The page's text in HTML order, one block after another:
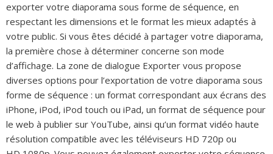
exporter votre diaporama sous forme de séquence, en
respectant les dimensions et le format les mieux adaptés à
votre public. Si vous êtes décidé à partager votre diaporama,
la première chose à déterminer concerne son mode
d’affichage. La zone de dialogue Exporter vous propose
diverses options pour l’exportation de votre diaporama sous
forme de séquence : un format correspondant aux écrans des
iPhone, iPod, iPod touch ou iPad, un format de séquence pour
le web à publier sur YouTube, ainsi qu’un format vidéo haute
résolution compatible avec les téléviseurs HD 720p ou